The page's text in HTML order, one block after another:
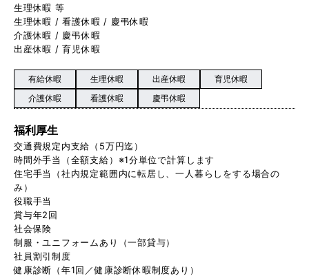
生理休暇 等
生理休暇 / 看護休暇 / 慶弔休暇
介護休暇 / 慶弔休暇
出産休暇 / 育児休暇
有給休暇 生理休暇 出産休暇
育児休暇
介護休暇
看護休暇 慶弔休暇
福利厚生
交通費規定内支給（5万円迄）
時間外手当（全額支給）※1分単位で計算します
住宅手当（社内規定範囲内に転居し、一人暮らしをする場合の
み）
役職手当
賞与年2回
社会保険
制服・ユニフォームあり（一部貸与）
社員割引制度
健康診断（年1回／健康診断休暇制度あり）